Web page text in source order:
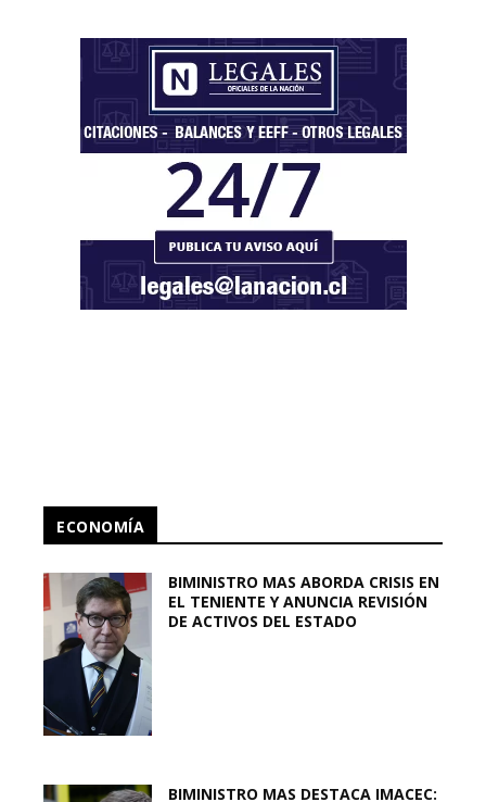
ECONOMÍA
BIMINISTRO MAS ABORDA CRISIS EN
EL TENIENTE Y ANUNCIA REVISIÓN
DE ACTIVOS DEL ESTADO
BIMINISTRO MAS DESTACA IMACEC: